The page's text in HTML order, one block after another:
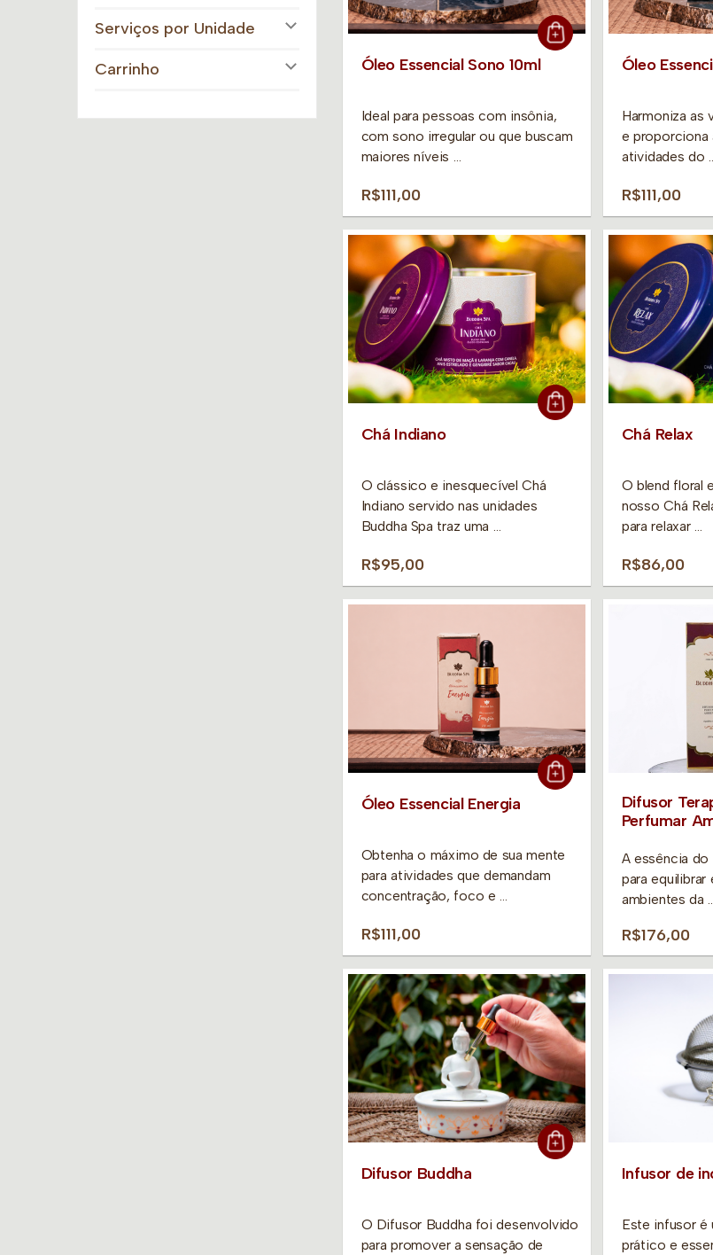
Serviços por Unidade
Carrinho Óleo Essencial Sono 10ml
Ideal para pessoas com insônia,
com sono irregular ou que buscam
maiores níveis …
R$111,00
Óleo
Harmoniza as
e proporciona
atividades do …
R$111,00
Chá Indiano
O clássico e inesquecível Chá
Indiano servido nas unidades
Buddha Spa traz uma …
R$95,00
Chá Relax
O blend floral
nosso Chá
para relaxar …
R$86,00
Óleo Essencial Energia
Obtenha o máximo de sua mente
para atividades que demandam
concentração, foco e …
R$111,00
Difusor
Perfumar
A essência do
para equilibrar
ambientes da
R$176,00
Difusor Buddha
O Difusor Buddha foi desenvolvido
para promover a sensação de
Infusor de
Este infusor é
prático e